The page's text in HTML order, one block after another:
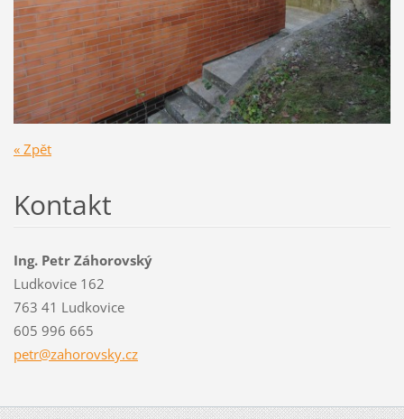
« Zpět
Kontakt
Ing. Petr Záhorovský
Ludkovice 162
763 41 Ludkovice
605 996 665
petr@zahorovsky.cz